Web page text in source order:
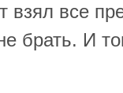
взял все
брать. И